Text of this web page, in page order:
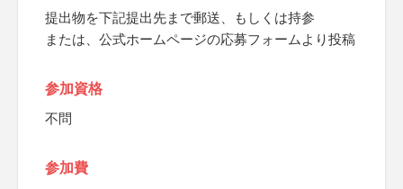
提出物を下記提出先まで郵送、もしくは持参
または、公式ホームページの応募フォームより投稿
参加資格
不問
参加費